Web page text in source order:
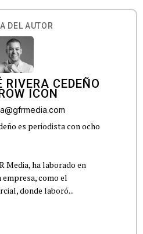
DEL AUTOR
CEDEÑO
es periodista con ocho
Media, ha laborado en
como el
donde laboró...